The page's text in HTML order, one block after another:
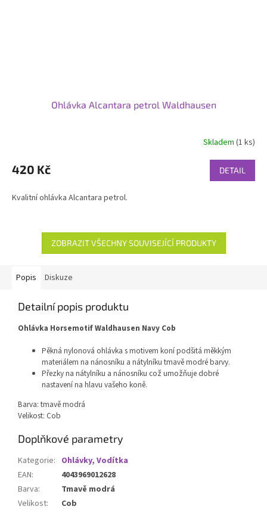
Ohlávka Alcantara petrol Waldhausen
Skladem (1 ks)
420 Kč DETAIL
Kvalitní ohlávka Alcantara petrol.
ZOBRAZIT VŠECHNY SOUVISEJÍCÍ PRODUKTY
Popis Diskuze
Detailní popis produktu
Ohlávka Horsemotif Waldhausen Navy Cob
Pěkná nylonová ohlávka s motivem koní podšitá měkkým
materiálem na nánosníku a nátylníku tmavě modré barvy.
Přezky na nátylníku a nánosníku což umožňuje dobré
nastavení na hlavu vašeho koně.
Barva: tmavě modrá
Velikost: Cob
Doplňkové parametry
Kategorie: Ohlávky, Vodítka
EAN:
4043969012628
Barva:
Tmavě modrá
Velikost: Cob